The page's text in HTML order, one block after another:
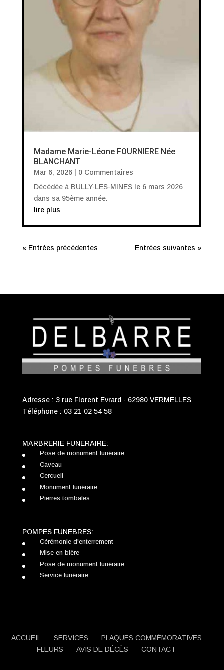
Madame Marie-Léone FOURNIERE Née
BLANCHANT
Mar 6, 2026| 0 Commentaires
Décédée à BULLY-LES-MINES le 6 mars 2026
dans sa 95ème année.
lire plus
« Entrées précédentes Entrées suivantes »
Adresse : 3 rue Florent Evrard - 62980 VERMELLES
Téléphone : 03 21 02 54 58
MARBRERIE FUNERAIRE:
Pose de monument funéraire
Caveau
Cercueil
Monument funéraire
Pierres tombales
POMPES FUNEBRES:
Cérémonie d'enterrement
Mise en bière
Pose de monument funéraire
Service funéraire
ACCUEIL SERVICES
PLAQUES COMMÉMORATIVES
FLEURS
AVIS DE DÉCÈS CONTACT